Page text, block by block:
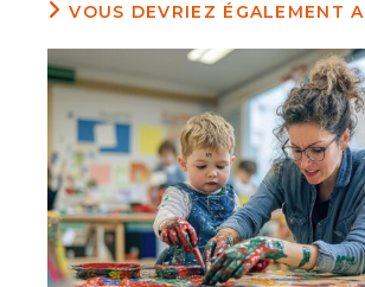
VOUS DEVRIEZ ÉGALEMENT